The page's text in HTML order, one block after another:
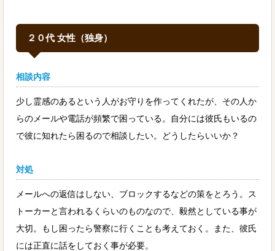
２０代 女性（独身）
相談内容
少し霊感のあるという人がお守りを作ってくれたが、その人か
らのメールや電話が頻繁で困っている。自分には彼氏もいるの
で彼に知れたら困るので相談したい。どうしたらいいか？
対処
メールへの返信はしない、ブロックするなどの策をとろう。ス
トーカーと言われるくらいのものなので、毅然としている事が
大切。もし困ったら警察に行くことも考えておく。また、彼氏
には正直に話をしておく事が必要。